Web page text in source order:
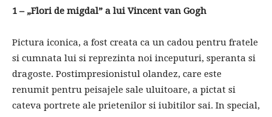
1 – „Flori de migdal” a lui Vincent van Gogh
Pictura iconica, a fost creata ca un cadou pentru fratele
si cumnata lui si reprezinta noi inceputuri, speranta si
dragoste. Postimpresionistul olandez, care este
renumit pentru peisajele sale uluitoare, a pictat si
cateva portrete ale prietenilor si iubitilor sai. In special,